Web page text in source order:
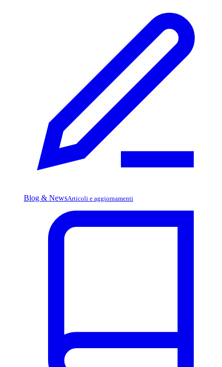
Blog & NewsArticoli e aggiornamenti